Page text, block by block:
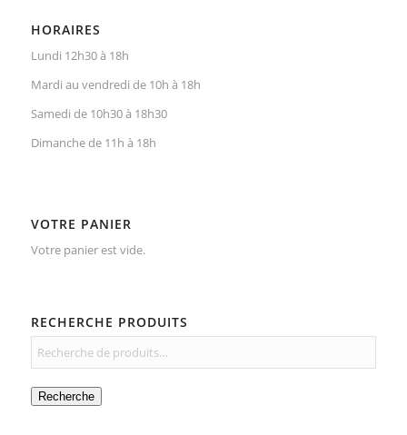
HORAIRES
Lundi 12h30 à 18h
Mardi au vendredi de 10h à 18h
Samedi de 10h30 à 18h30
Dimanche de 11h à 18h
VOTRE PANIER
Votre panier est vide.
RECHERCHE PRODUITS
Recherche